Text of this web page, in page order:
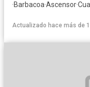
·Barbacoa·Ascensor·
Actualizado hace más de